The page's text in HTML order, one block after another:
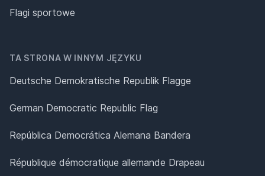
Flagi sportowe
TA STRONA W INNYM JĘZYKU
Deutsche Demokratische Republik Flagge
German Democratic Republic Flag
República Democrática Alemana Bandera
République démocratique allemande Drapeau